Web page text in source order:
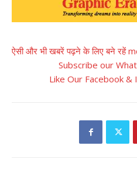
ऐसी और भी खबरें पढ़ने के लिए बने रहें
Subscribe our
Like Our Facebook &